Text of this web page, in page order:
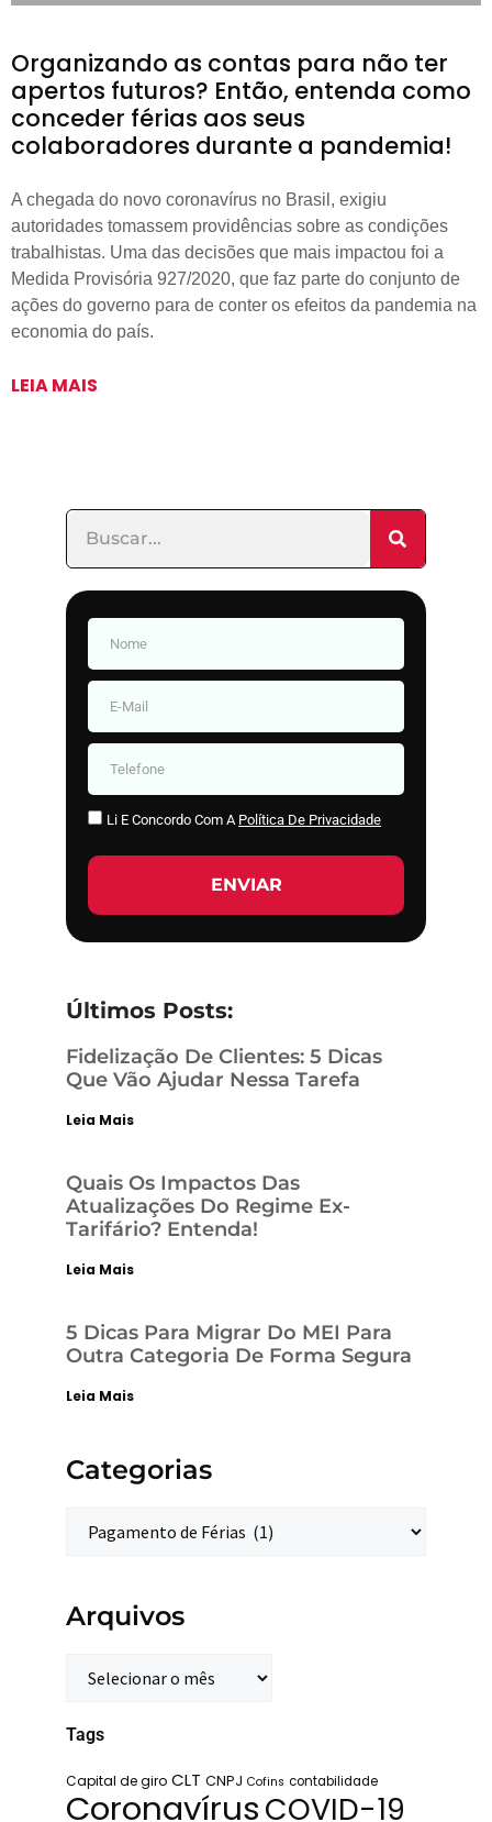
Organizando as contas para não ter
apertos futuros? Então, entenda como
conceder férias aos seus
colaboradores durante a pandemia!
A chegada do novo coronavírus no Brasil, exigiu
autoridades tomassem providências sobre as condições
trabalhistas. Uma das decisões que mais impactou foi a
Medida Provisória 927/2020, que faz parte do conjunto de
ações do governo para de conter os efeitos da pandemia na
economia do país.
LEIA MAIS
Li E Concordo Com A Política De Privacidade
ENVIAR
Últimos Posts:
Fidelização De Clientes: 5 Dicas
Que Vão Ajudar Nessa Tarefa
Leia Mais
Quais Os Impactos Das
Atualizações Do Regime Ex-
Tarifário? Entenda!
Leia Mais
5 Dicas Para Migrar Do MEI Para
Outra Categoria De Forma Segura
Leia Mais
Categorias
Arquivos
Tags
Capital de giro CLT CNPJ Cofins contabilidade
CoronavírusCOVID-19